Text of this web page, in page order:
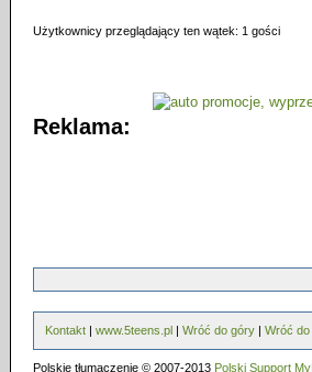
Użytkownicy przeglądający ten wątek: 1 gości
Reklama:
Kontakt | www.5teens.pl | Wróć do góry | Wróć
Polskie tłumaczenie © 2007-2013 Polski Support